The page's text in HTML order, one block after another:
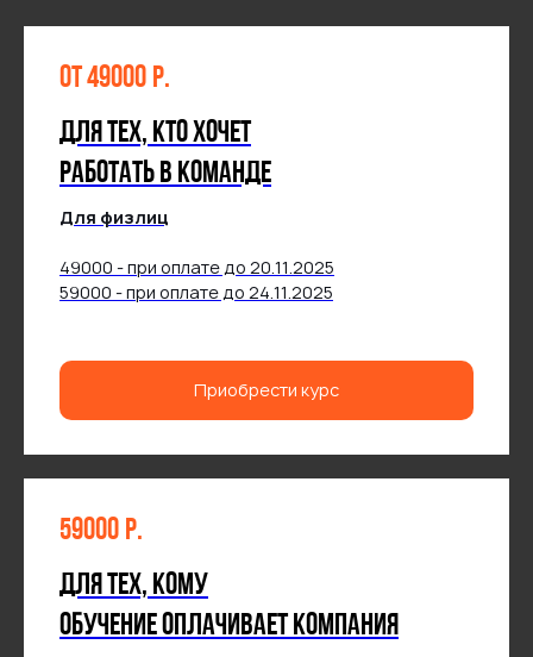
от 49000 р.
Для тех, кто хочет
работать в команде
Для физлиц
49000 - при оплате до 20.11.2025
59000 - при оплате до 24.11.2025
Приобрести курс
59000 р.
Для тех, кому
обучение оплачивает компания